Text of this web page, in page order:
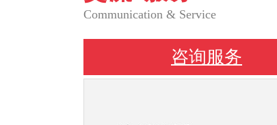
Communication & Service
咨询服务